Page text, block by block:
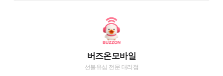
버즈온모바일
선불유심 전문 대리점